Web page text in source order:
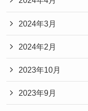
2024年3月
2024年2月
2023年10月
2023年9月